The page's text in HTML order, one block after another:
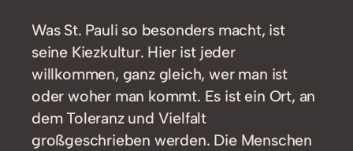
Was St. Pauli so besonders macht, ist
seine Kiezkultur. Hier ist jeder
willkommen, ganz gleich, wer man ist
oder woher man kommt. Es ist ein Ort, an
dem Toleranz und Vielfalt
großgeschrieben werden. Die Menschen